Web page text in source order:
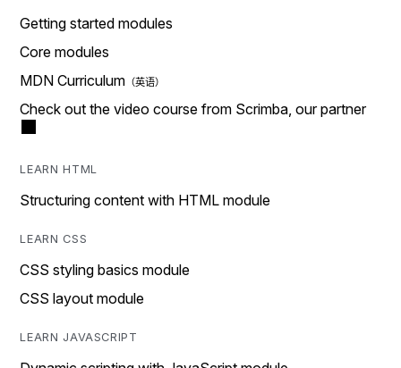
Getting started modules
Core modules
MDN Curriculum
Check out the video course from Scrimba, our partner
LEARN HTML
Structuring content with HTML module
LEARN CSS
CSS styling basics module
CSS layout module
LEARN JAVASCRIPT